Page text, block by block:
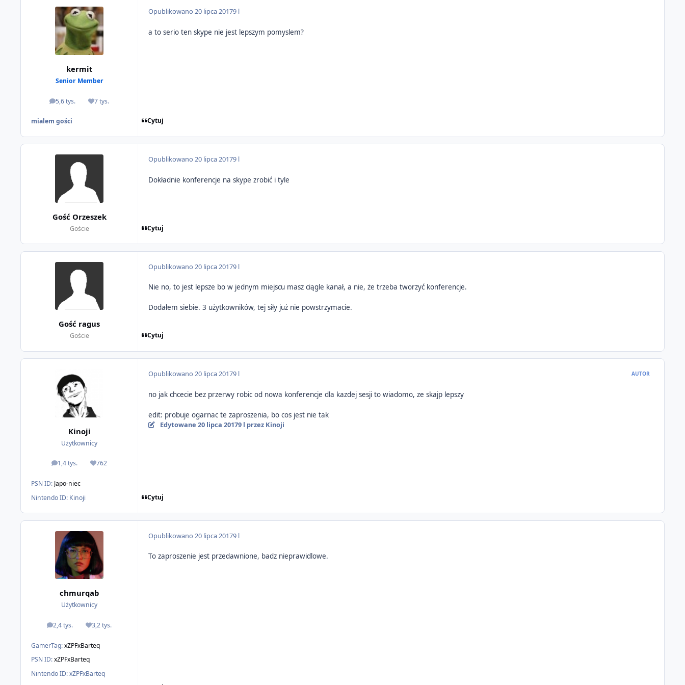
kermit
Senior Member
5,6 tys.
odpowiedzi7 tys.
Reputacja
mialem gości
Opublikowano20 lipca 20179 l
a to serio ten skype nie jest lepszym pomyslem?
Cytuj
Gość Orzeszek
Goście
Opublikowano20 lipca 20179 l
Dokładnie konferencje na skype zrobić i tyle
Cytuj
Gość ragus
Goście
Opublikowano20 lipca 20179 l
Nie no, to jest lepsze bo w jednym miejscu masz ciągle kanał, a nie, że trzeba tworzyć konferencje.
Dodałem siebie. 3 użytkowników, tej siły już nie powstrzymacie.
Cytuj
Kinoji
Użytkownicy
1,4 tys.
odpowiedzi762
Reputacja
PSN ID: Japo-niec
Nintendo ID: Kinoji
Opublikowano20 lipca 20179 l AUTOR
no jak chcecie bez przerwy robic od nowa konferencje dla kazdej sesji to wiadomo, ze skajp lepszy
edit: probuje ogarnac te zaproszenia, bo cos jest nie tak
Edytowane 20 lipca 20179 l przez Kinoji
Cytuj
chmurqab
Użytkownicy
2,4 tys.
odpowiedzi3,2 tys.
Reputacja
GamerTag:xZPFxBarteq
PSN ID:xZPFxBarteq
Nintendo ID:xZPFxBarteq
Opublikowano20 lipca 20179 l
To zaproszenie jest przedawnione, badz nieprawidlowe.